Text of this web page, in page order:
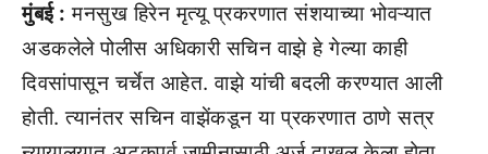
मुंबई : मनसुख हिरेन मृत्यू प्रकरणात संशयाच्या भोवऱ्यात
अडकलेले पोलीस अधिकारी सचिन वाझे हे गेल्या काही
दिवसांपासून चर्चेत आहेत. वाझे यांची बदली करण्यात आली
होती. त्यानंतर सचिन वाझेंकडून या प्रकरणात ठाणे सत्र